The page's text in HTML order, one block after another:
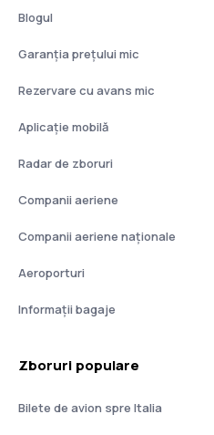
Blogul
Garanția prețului mic
Rezervare cu avans mic
Aplicație mobilă
Radar de zboruri
Companii aeriene
Companii aeriene naţionale
Aeroporturi
Informații bagaje
Zboruri populare
Bilete de avion spre Italia